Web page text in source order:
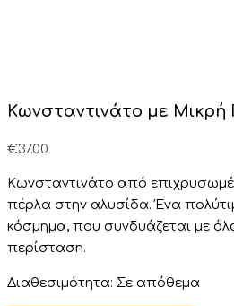
Κωνσταντινάτο με Μικρή
€37.00
Κωνσταντινάτο από
πέρλα στην αλυσίδα. Ένα
κόσμημα, που συνδυάζεται με
περίσταση.
Διαθεσιμότητα: Σε απόθεμα